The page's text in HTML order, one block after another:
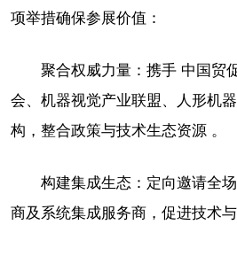
项举措确保参展价值：
聚合权威力量：携手 中国贸
会、机器视觉产业联盟、人形机
构，整合政策与技术生态资源 。
构建集成生态：定向邀请全
商及系统集成服务商，促进技术与